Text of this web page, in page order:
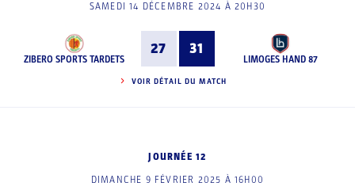
SAMEDI 14 DÉCEMBRE 2024 À 20H30
ZIBERO SPORTS TARDETS
27 31
LIMOGES HAND 87
VOIR DÉTAIL DU MATCH
JOURNÉE 12
DIMANCHE 9 FÉVRIER 2025 À 16H00